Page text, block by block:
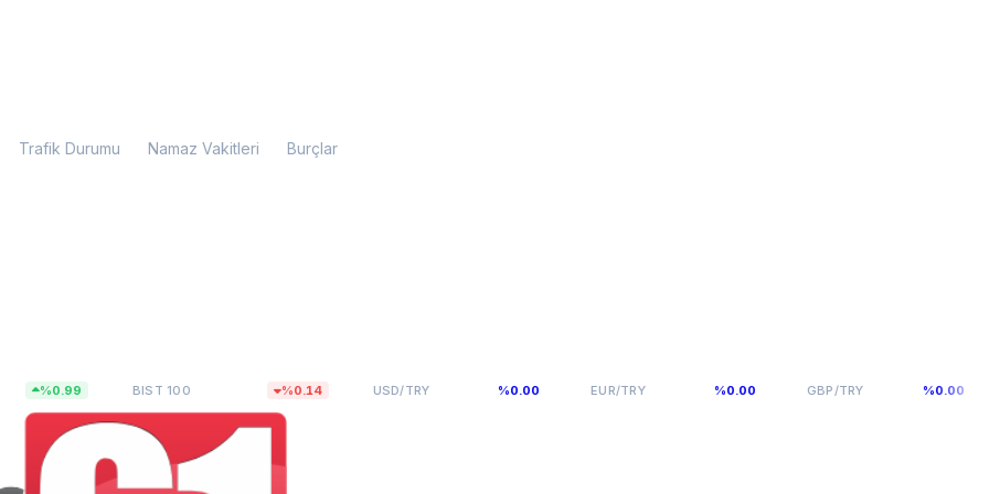
Trafik Durumu Namaz Vakitleri Burçlar
BIST 10013.779,39 USD/TRY47,6493 EUR/TRY54,9398 GBP/TRY64,131